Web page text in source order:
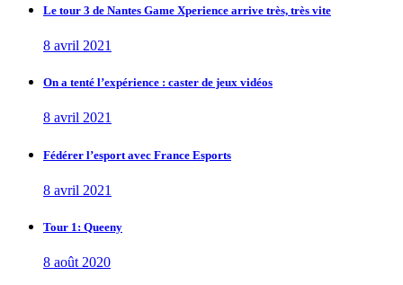
Le tour 3 de Nantes Game Xperience arrive très, très vite
8 avril 2021
On a tenté l’expérience : caster de jeux vidéos
8 avril 2021
Fédérer l’esport avec France Esports
8 avril 2021
Tour 1: Queeny
8 août 2020